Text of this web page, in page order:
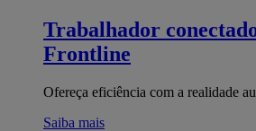
Trabalhador
Frontline
Ofereça eficiência com a realidade
Saiba mais